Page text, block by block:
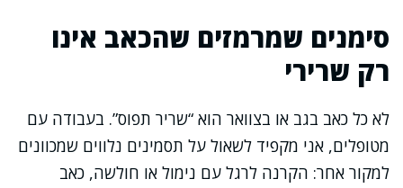
סימנים שמרמזים שהכאב אינו
רק שרירי
לא כל כאב בגב או בצוואר הוא “שריר תפוס”. בעבודה עם
מטופלים, אני מקפיד לשאול על תסמינים נלווים שמכוונים
למקור אחר: הקרנה לרגל עם נימול או חולשה, כאב